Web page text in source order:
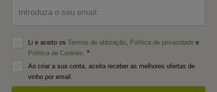
Introduza o seu email:
Li e aceito os Termos de utilização Política de privacidade e
Política de Cookies
Ao criar a sua conta, aceita receber as melhores ofertas de
vinho por email.